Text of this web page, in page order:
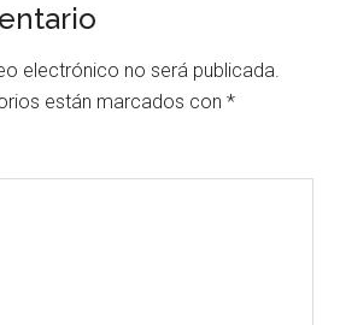
electrónico no será publicada.
están marcados con*